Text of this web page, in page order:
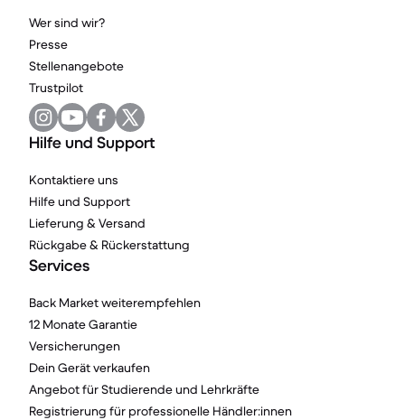
Wer sind wir?
Presse
Stellenangebote
Trustpilot
Hilfe und Support
Kontaktiere uns
Hilfe und Support
Lieferung & Versand
Rückgabe & Rückerstattung
Services
Back Market weiterempfehlen
12 Monate Garantie
Versicherungen
Dein Gerät verkaufen
Angebot für Studierende und Lehrkräfte
Registrierung für professionelle Händler:innen